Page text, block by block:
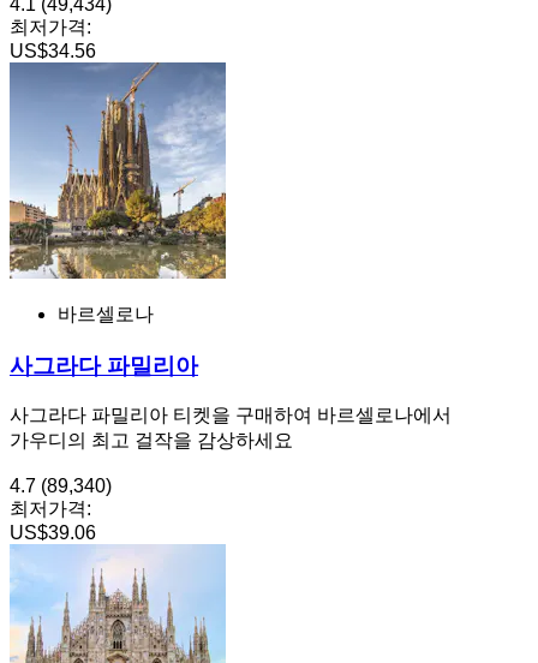
4.1 (49,434)
최저가격:
US$34.56
바르셀로나
사그라다 파밀리아
사그라다 파밀리아 티켓을 구매하여 바르셀로나에서
가우디의 최고 걸작을 감상하세요
4.7 (89,340)
최저가격:
US$39.06